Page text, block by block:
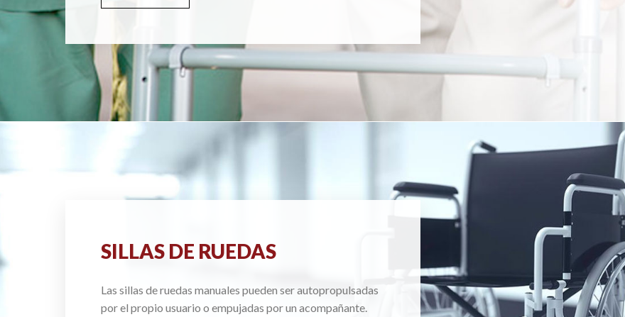
SILLAS DE RUEDAS
Las sillas de ruedas manuales pueden ser autopropulsadas
por el propio usuario o empujadas por un acompañante.